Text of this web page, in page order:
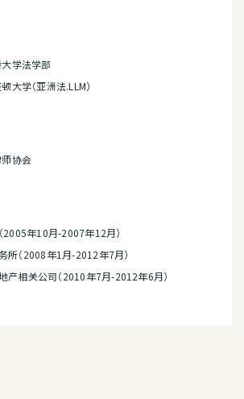
学法学部
大学（亚洲法.LLM）
协会
2005年10月-2007年12月）
所（2008年1月-2012年7月）
产相关公司（2010年7月-2012年6月）